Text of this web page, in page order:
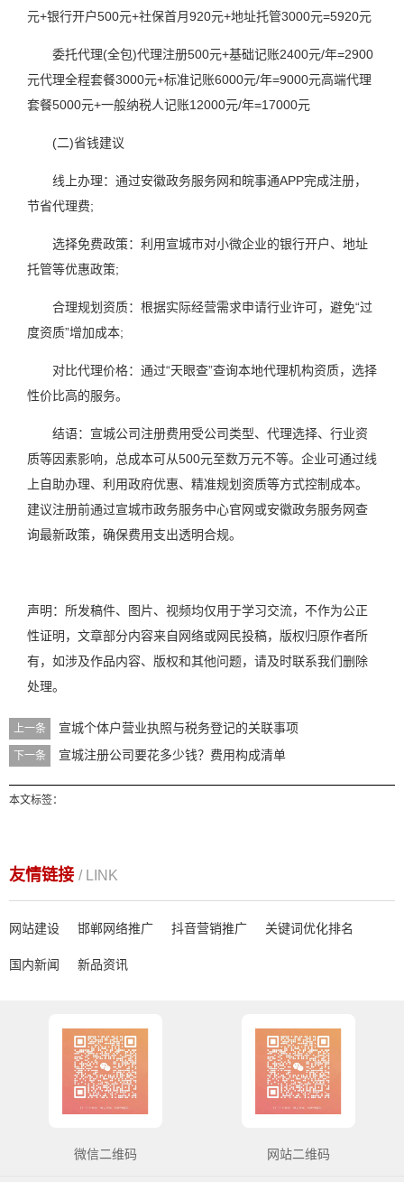
元+银行开户500元+社保首月920元+地址托管3000元=5920元
委托代理(全包)代理注册500元+基础记账2400元/年=2900
元代理全程套餐3000元+标准记账6000元/年=9000元高端代理
套餐5000元+一般纳税人记账12000元/年=17000元
(二)省钱建议
线上办理：通过安徽政务服务网和皖事通APP完成注册，
节省代理费;
选择免费政策：利用宣城市对小微企业的银行开户、地址
托管等优惠政策;
合理规划资质：根据实际经营需求申请行业许可，避免“过
度资质”增加成本;
对比代理价格：通过“天眼查”查询本地代理机构资质，选择
性价比高的服务。
结语：宣城公司注册费用受公司类型、代理选择、行业资
质等因素影响，总成本可从500元至数万元不等。企业可通过线
上自助办理、利用政府优惠、精准规划资质等方式控制成本。
建议注册前通过宣城市政务服务中心官网或安徽政务服务网查
询最新政策，确保费用支出透明合规。
声明：所发稿件、图片、视频均仅用于学习交流，不作为公正
性证明，文章部分内容来自网络或网民投稿，版权归原作者所
有，如涉及作品内容、版权和其他问题，请及时联系我们删除
处理。
上一条 宣城个体户营业执照与税务登记的关联事项
下一条 宣城注册公司要花多少钱？费用构成清单
本文标签：
友情链接 / LINK
网站建设 邯郸网络推广 抖音营销推广 关键词优化排名
国内新闻 新品资讯
微信二维码 网站二维码